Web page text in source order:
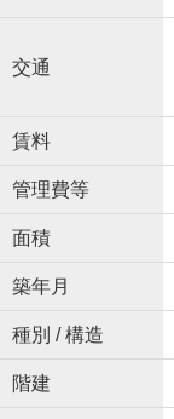
交通
賃料
管理費等
面積
築年月
種別 / 構造
階建